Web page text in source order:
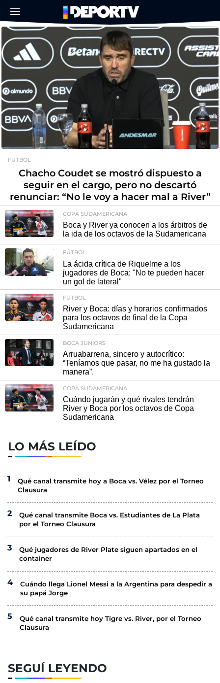
FUTBOL
Chacho Coudet se mostró dispuesto a
seguir en el cargo, pero no descartó
renunciar: “No le voy a hacer mal a River”
COPA SUDAMERICANA
Boca y River ya conocen a los árbitros de
la ida de los octavos de la Sudamericana
FÚTBOL
La ácida crítica de Riquelme a los
jugadores de Boca: "No te pueden hacer
un gol de lateral"
FÚTBOL
River y Boca: días y horarios confirmados
para los octavos de final de la Copa
Sudamericana
BOCA JUNIORS
Arruabarrena, sincero y autocrítico:
“Teníamos que pasar, no me ha gustado la
manera”.
COPA SUDAMERICANA
Cuándo jugarán y qué rivales tendrán
River y Boca por los octavos de Copa
Sudamericana
LO MÁS LEÍDO
Qué canal transmite hoy a Boca vs. Vélez por el Torneo
Clausura
Qué canal transmite Boca vs. Estudiantes de La Plata
por el Torneo Clausura
Qué jugadores de River Plate siguen apartados en el
container
Cuándo llega Lionel Messi a la Argentina para despedir a
su papá Jorge
Qué canal transmite hoy Tigre vs. River, por el Torneo
Clausura
SEGUÍ LEYENDO